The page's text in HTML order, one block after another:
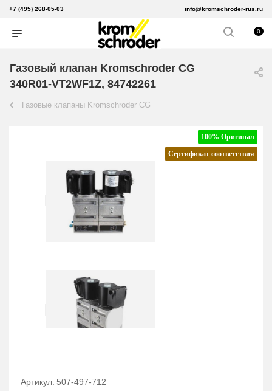
+7 (495) 268-05-03 info@kromschroder-rus.ru
0
Газовый клапан Kromschroder CG
340R01-VT2WF1Z, 84742261
Газовые клапаны Kromschroder CG
100% Оригинал
Сертификат соответствия
Артикул: 507-497-712